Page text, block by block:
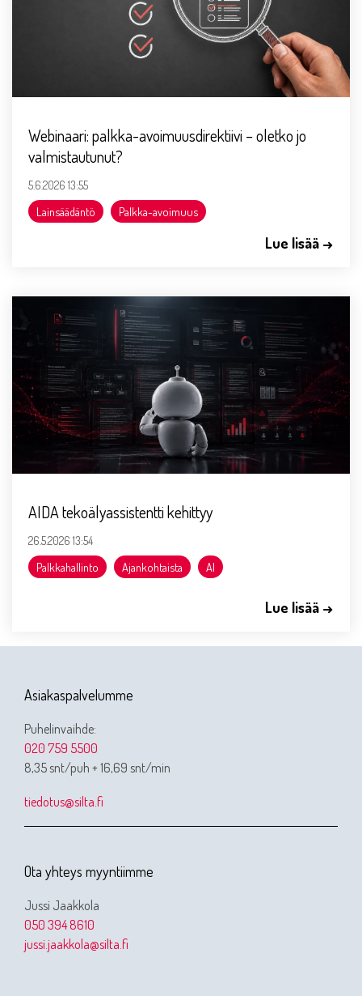
Webinaari: palkka-avoimuusdirektiivi – oletko jo
valmistautunut?
5.6.2026 13:55
Lainsäädäntö Palkka-avoimuus
Lue lisää →
AIDA tekoälyassistentti kehittyy
26.5.2026 13:54
Palkkahallinto Ajankohtaista AI
Lue lisää →
Asiakaspalvelumme
Puhelinvaihde:
020 759 5500
8,35 snt/puh + 16,69 snt/min
tiedotus@silta.fi
Ota yhteys myyntiimme
Jussi Jaakkola
050 394 8610
jussi.jaakkola@silta.fi